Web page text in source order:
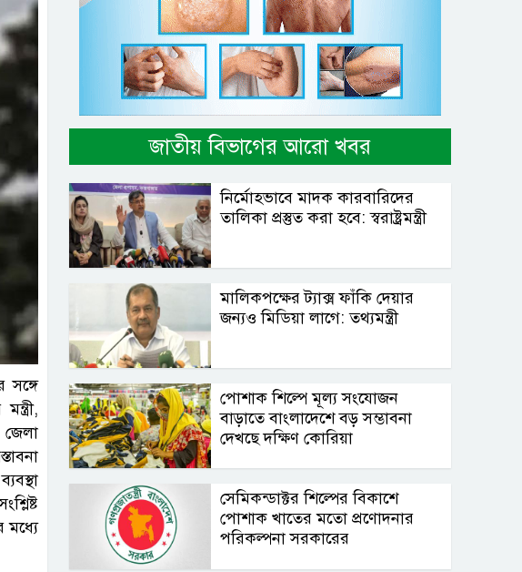
সঙ্গে
জেলা
মধ্যে
জাতীয় বিভাগের আরো খবর
নির্মোহভাবে মাদক কারবারিদের
তালিকা প্রস্তুত করা হবে: স্বরাষ্ট্রমন্ত্রী
মালিকপক্ষের ট্যাক্স ফাঁকি দেয়ার
জন্যও মিডিয়া লাগে: তথ্যমন্ত্রী
পোশাক শিল্পে মূল্য সংযোজন
বাড়াতে বাংলাদেশে বড় সম্ভাবনা
দেখছে দক্ষিণ কোরিয়া
সেমিকন্ডাক্টর শিল্পের বিকাশে
পোশাক খাতের মতো প্রণোদনার
পরিকল্পনা সরকারের